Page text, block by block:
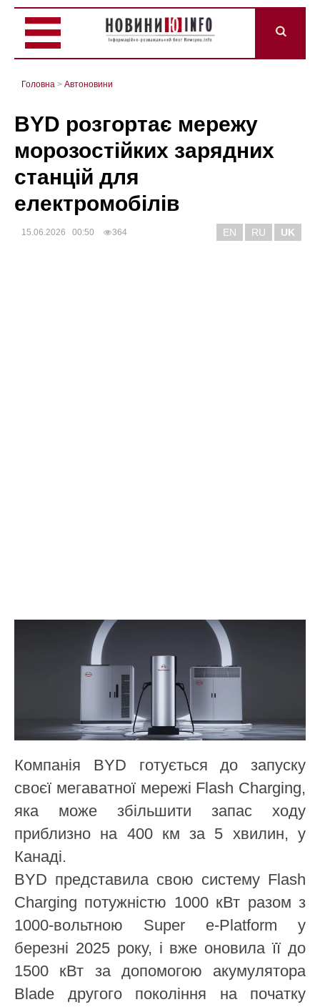
Головна > Автоновини
BYD розгортає мережу
морозостійких зарядних
станцій для
електромобілів
15.06.2026 00:50 364 EN RU UK
Компанія BYD готується до запуску
своєї мегаватної мережі Flash Charging,
яка може збільшити запас ходу
приблизно на 400 км за 5 хвилин, у
Канаді.
BYD представила свою систему Flash
Charging потужністю 1000 кВт разом з
1000-вольтною Super e-Platform у
березні 2025 року, і вже оновила її до
1500 кВт за допомогою акумулятора
Blade другого покоління на початку